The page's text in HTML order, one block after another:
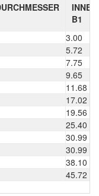
B1
3.00
5.72
7.75
9.65
11.68
17.02
19.56
25.40
30.99
30.99
38.10
45.72